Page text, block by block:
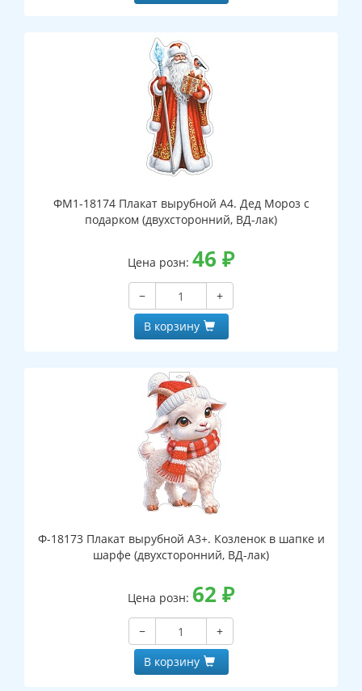
ФМ1-18174 Плакат вырубной А4. Дед Мороз с
подарком (двухсторонний, ВД-лак)
Цена розн: 46 ₽
−
+
В корзину
Ф-18173 Плакат вырубной А3+. Козленок в шапке и
шарфе (двухсторонний, ВД-лак)
Цена розн: 62 ₽
−
+
В корзину